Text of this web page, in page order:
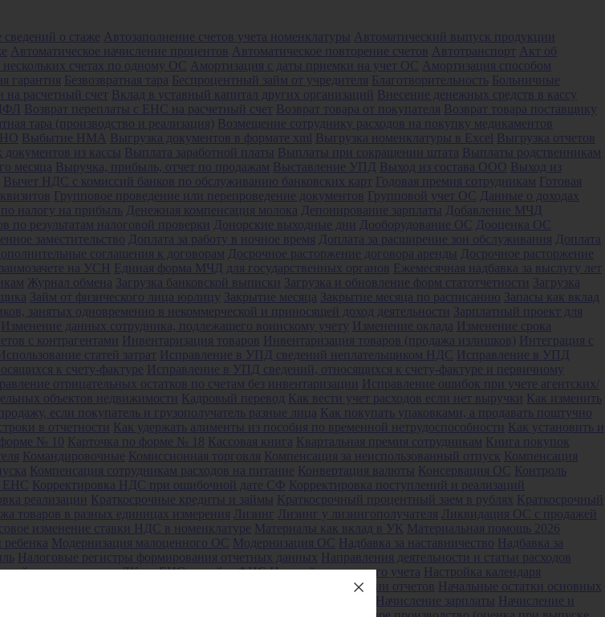
сведений о стаже Автозаполнение счетов учета номенклатуры
Автоматический выпуск продукции
Автоматическое начисление процентов Автоматическое повторение счетов Автотранспорт
Акт об
счетах по одному ОС Амортизация с даты приемки на учет ОС
Амортизация способом
гарантия Безвозвратная тара Беспроцентный займ от учредителя Благотворительность
Больничные
расчетный счет Вклад в уставный капитал других организаций Внесение денежных средств в кассу
Возврат переплаты с ЕНС на расчетный счет Возврат товара от покупателя Возврат товара поставщику
тара (производство и реализация) Возмещение сотруднику расходов на покупку медикаментов
Выбытие НМА Выгрузка документов в формате xml Выгрузка номенклатуры в Excel
Выгрузка отчетов
из кассы Выплата заработной платы Выплаты при сокращении штата Выплаты родственникам
месяца Выручка, прибыль, отчет по продажам Выставление УПД Выход из состава ООО Выход из
Вычет НДС с комиссий банков по обслуживанию банковских карт Годовая премия сотрудникам Готовая
Групповое проведение или перепроведение документов Групповой учет ОС
Данные о доходах
налогу на прибыль Денежная компенсация молока Депонирование зарплаты
Добавление МЧД
по результатам налоговой проверки Донорские выходные дни Дооборудование ОС
Дооценка ОС
заместительство Доплата за работу в ночное время Доплата за расширение зон обслуживания
Доплата
соглашения к договорам Досрочное расторжение договора аренды
Досрочное расторжение
на УСН Единая форма МЧД для государственных органов Ежемесячная надбавка за выслугу лет
Журнал обмена Загрузка банковской выписки Загрузка и обновление форм статотчетности
Загрузка
Займ от физического лица юрлицу Закрытие месяца Закрытие месяца по расписанию Запасы как вклад
занятых одновременно в некоммерческой и приносящей доход деятельности
Зарплатный проект для
Изменение данных сотрудника, подлежащего воинскому учету Изменение оклада Изменение срока
с контрагентами Инвентаризация товаров Инвентаризация товаров (продажа излишков) Интеграция с
статей затрат Исправление в УПД сведений неплательщиком НДС
Исправление в УПД
к счету-фактуре Исправление в УПД сведений, относящихся к счету-фактуре и первичному
отрицательных остатков по счетам без инвентаризации Исправление ошибок при учете агентских/
объектов недвижимости Кадровый перевод Как вести учет расходов если нет выручки Как изменить
если покупатель и грузополучатель разные лица Как покупать упаковками, а продавать поштучно
в отчетности Как удержать алименты из пособия по временной нетрудоспособности Как установить и
№ 10 Карточка по форме № 18 Кассовая книга Квартальная премия сотрудникам Книга покупок
Командировочные Комиссионная торговля Компенсация за неиспользованный отпуск Компенсация
Компенсация сотрудникам расходов на питание Конвертация валюты Консервация ОС
Контроль
ЕНС Корректировка НДС при ошибочной дате СФ Корректировка поступлений и реализаций
реализации Краткосрочные кредиты и займы Краткосрочный процентный заем в рублях Краткосрочный
товаров в разных единицах измерения Лизинг Лизинг у лизингополучателя
Ликвидация ОС с продажей
изменение ставки НДС в номенклатуре Материалы как вклад в УК Материальная помощь 2026
Модернизация малоценного ОС Модернизация ОС Надбавка за наставничество Надбавка за
Налоговые регистры формирования отчетных данных Направления деятельности и статьи расходов
интеграции с ЛК по ЕНС на сайте ФНС Настройка кадрового учета Настройка календаря
Настройки при формировании отчетов Начальные остатки основных
Начисление зарплаты Начисление и